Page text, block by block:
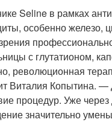
Seline в рамках
особенно железо,
с глутатионом,
революционная
Виталия Копытина.
процедур. Уже
значительно